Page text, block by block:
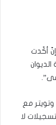
أكّدت
مع
لا